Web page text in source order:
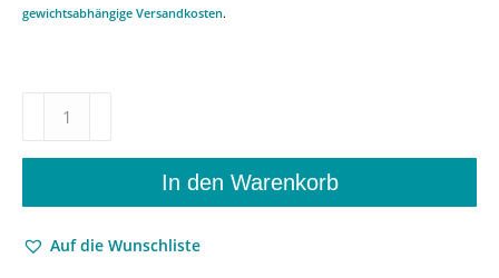
gewichtsabhängige Versandkosten.
deutsche
der
Literatur
In den Warenkorb
Auf die Wunschliste